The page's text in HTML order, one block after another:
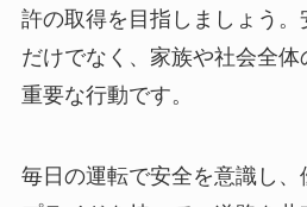
許の取得を目指しましょう
だけでなく、家族や社会全
重要な行動です。
毎日の運転で安全を意識し